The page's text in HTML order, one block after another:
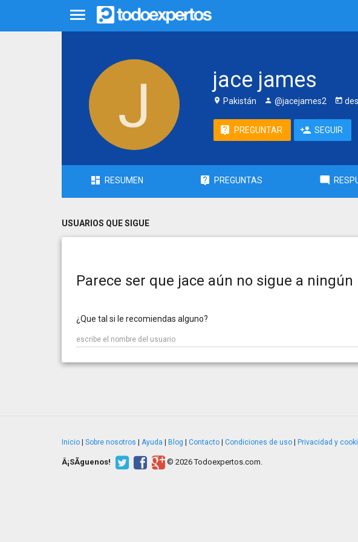
jace james
Pakistán @jacejames2
PREGUNTAR SEGUIR
RESUMEN PREGUNTAS
USUARIOS QUE SIGUE
Parece ser que jace aún no sigue a ningún
¿Que tal si le recomiendas alguno?
Inicio Sobre nosotros Ayuda Blog Contacto Condiciones de uso Privacidad y
Â¡SÃ­guenos! © 2026 Todoexpertos.com.